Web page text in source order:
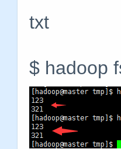
txt
$ hadoop